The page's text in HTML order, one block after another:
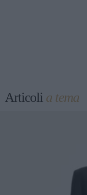
Articoli a tema